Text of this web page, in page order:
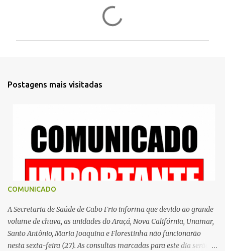
Postagens mais visitadas
COMUNICADO
A Secretaria de Saúde de Cabo Frio informa que devido ao grande
volume de chuva, as unidades do Araçá, Nova Califórnia, Unamar,
Santo Antônio, Maria Joaquina e Florestinha não funcionarão
nesta sexta-feira (27). As consultas marcadas para este dia serão